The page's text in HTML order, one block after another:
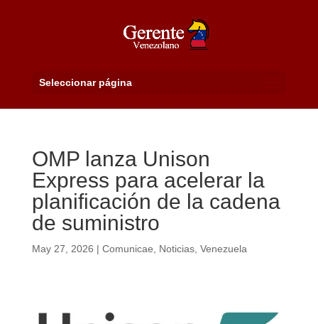
Seleccionar página
OMP lanza Unison
Express para acelerar la
planificación de la cadena
de suministro
May 27, 2026 | Comunicae Noticias, Venezuela